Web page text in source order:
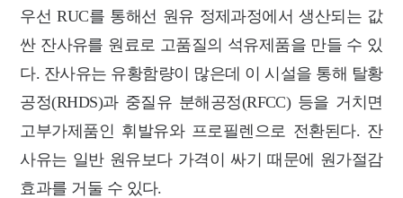
우선 RUC를 통해선 원유 정제과정에서 생산되는 값
싼 잔사유를 원료로 고품질의 석유제품을 만들 수 있
다. 잔사유는 유황함량이 많은데 이 시설을 통해 탈황
공정(RHDS)과 중질유 분해공정(RFCC) 등을 거치면
고부가제품인 휘발유와 프로필렌으로 전환된다. 잔
사유는 일반 원유보다 가격이 싸기 때문에 원가절감
효과를 거둘 수 있다.